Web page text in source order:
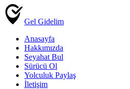
Gel Gidelim
Anasayfa
Hakkımızda
Seyahat Bul
Sürücü Ol
Yolculuk Paylaş
İletişim